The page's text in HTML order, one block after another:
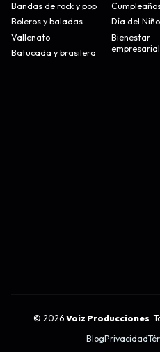
Bandas de rock y pop
Boleros y baladas
Vallenato
Batucada y brasilera
Día del Niño
Bienestar
empresarial
© 2026 Voiz Producciones .
BlogPrivacidad